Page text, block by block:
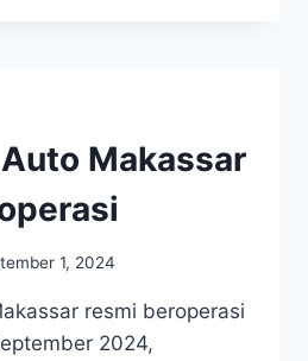
Makassar
1, 2024
resmi beroperasi
2024,